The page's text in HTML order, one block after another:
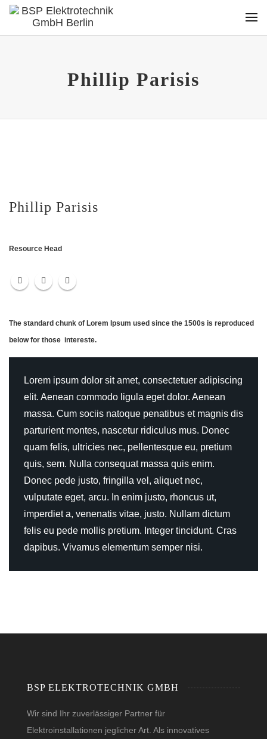
Phillip Parisis
Phillip Parisis
Resource Head
The standard chunk of Lorem Ipsum used since the 1500s is reproduced
below for those intereste.
Lorem ipsum dolor sit amet, consectetuer adipiscing
elit. Aenean commodo ligula eget dolor. Aenean
massa. Cum sociis natoque penatibus et magnis dis
parturient montes, nascetur ridiculus mus. Donec
quam felis, ultricies nec, pellentesque eu, pretium
quis, sem. Nulla consequat massa quis enim.
Donec pede justo, fringilla vel, aliquet nec,
vulputate eget, arcu. In enim justo, rhoncus ut,
imperdiet a, venenatis vitae, justo. Nullam dictum
felis eu pede mollis pretium. Integer tincidunt. Cras
dapibus. Vivamus elementum semper nisi.
BSP ELEKTROTECHNIK GMBH
Wir sind Ihr zuverlässiger Partner für
Elektroinstallationen jeglicher Art. Als innovatives